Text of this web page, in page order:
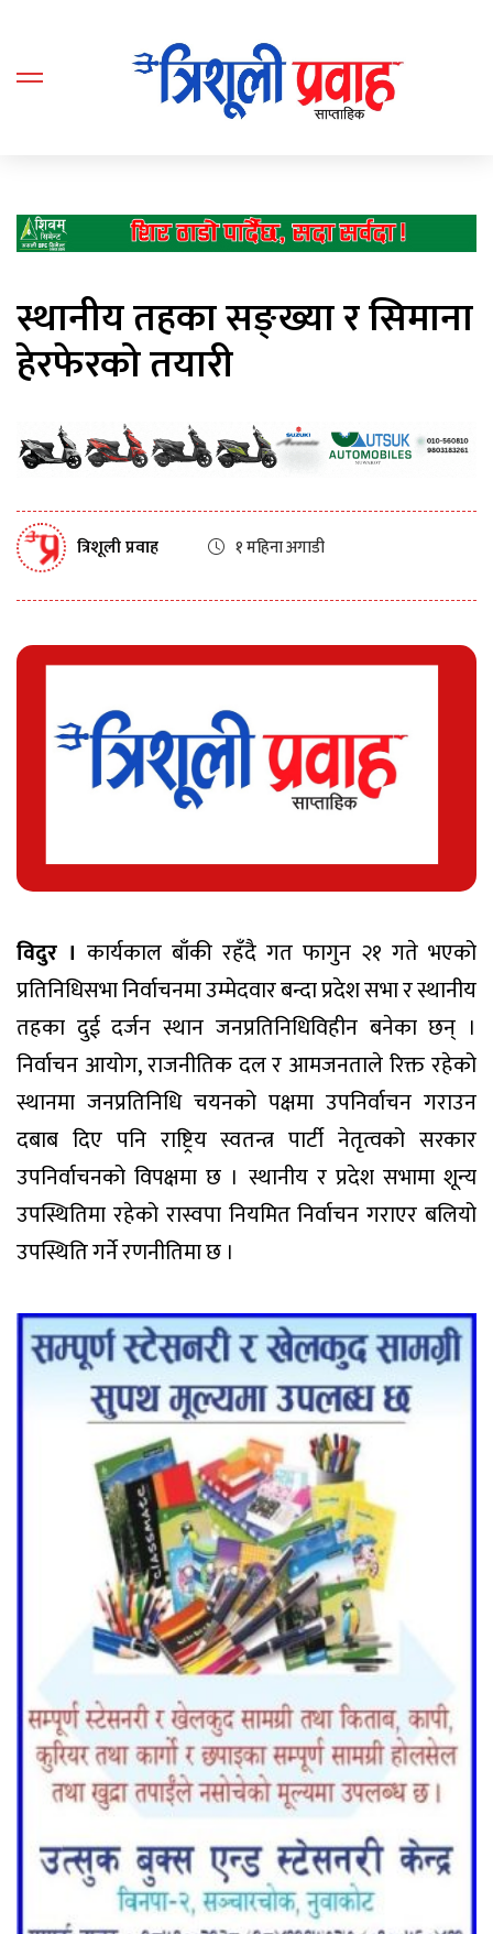
स्थानीय तहका सङ्ख्या र सिमाना
हेरफेरको तयारी
त्रिशूली प्रवाह १ महिना अगाडी
विदुर । कार्यकाल बाँकी रहँदै गत फागुन २१ गते भएको
प्रतिनिधिसभा निर्वाचनमा उम्मेदवार बन्दा प्रदेश सभा र स्थानीय
तहका दुई दर्जन स्थान जनप्रतिनिधिविहीन बनेका छन् ।
निर्वाचन आयोग, राजनीतिक दल र आमजनताले रिक्त रहेको
स्थानमा जनप्रतिनिधि चयनको पक्षमा उपनिर्वाचन गराउन
दबाब दिए पनि राष्ट्रिय स्वतन्त्र पार्टी नेतृत्वको सरकार
उपनिर्वाचनको विपक्षमा छ । स्थानीय र प्रदेश सभामा शून्य
उपस्थितिमा रहेको रास्वपा नियमित निर्वाचन गराएर बलियो
उपस्थिति गर्ने रणनीतिमा छ ।